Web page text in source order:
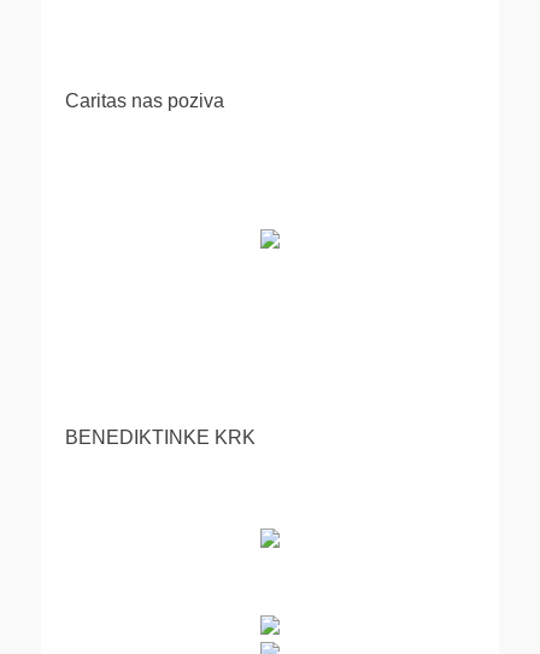
Caritas nas poziva
BENEDIKTINKE KRK